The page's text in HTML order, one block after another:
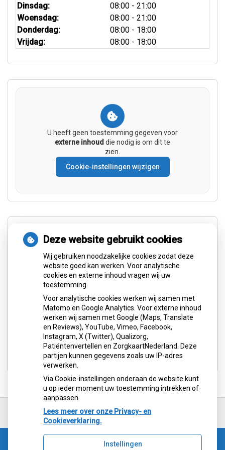
Dinsdag:
08:00 - 21:00
Woensdag:
08:00 - 21:00
Donderdag:
08:00 - 18:00
Vrijdag:
08:00 - 18:00
U heeft geen toestemming gegeven voor
externe inhoud die nodig is om dit te
zien.
Cookie-instellingen wijzigen
Facebook
U heeft geen toestemming gegeven voor
deanalytische cookiesdie nodig zijn om
dit te zien.
Cookie-instellingen wijzigen
de
Deze website gebruikt cookies
Wij gebruiken noodzakelijke cookies zodat deze
website goed kan werken. Voor analytische
cookies en externe inhoud vragen wij uw
toestemming.
Voor analytische cookies werken wij samen met
Matomo en Google Analytics. Voor externe inhoud
werken wij samen met Google (Maps, Translate
en Reviews), YouTube, Vimeo, Facebook,
Instagram, X (Twitter), Qualizorg,
Patiëntenvertellen en ZorgkaartNederland. Deze
partijen kunnen gegevens zoals uw IP-adres
verwerken.
Via Cookie-instellingen onderaan de website kunt
u op ieder moment uw toestemming intrekken of
aanpassen.
Lees meer over onze Privacy- en
Cookieverklaring.
Instellingen